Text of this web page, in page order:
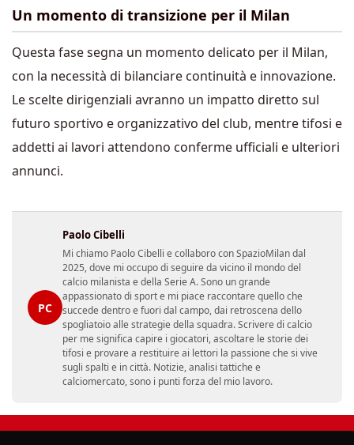
Un momento di transizione per il Milan
Questa fase segna un momento delicato per il Milan,
con la necessità di bilanciare continuità e innovazione.
Le scelte dirigenziali avranno un impatto diretto sul
futuro sportivo e organizzativo del club, mentre tifosi e
addetti ai lavori attendono conferme ufficiali e ulteriori
annunci.
PC
Paolo Cibelli
Mi chiamo Paolo Cibelli e collaboro con SpazioMilan dal
2025, dove mi occupo di seguire da vicino il mondo del
calcio milanista e della Serie A. Sono un grande
appassionato di sport e mi piace raccontare quello che
succede dentro e fuori dal campo, dai retroscena dello
spogliatoio alle strategie della squadra. Scrivere di calcio
per me significa capire i giocatori, ascoltare le storie dei
tifosi e provare a restituire ai lettori la passione che si vive
sugli spalti e in città. Notizie, analisi tattiche e
calciomercato, sono i punti forza del mio lavoro.